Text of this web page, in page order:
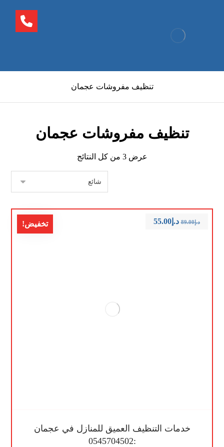
تنظيف مفروشات عجمان
تنظيف مفروشات عجمان
عرض ⁦3⁩ من كل النتائج
تخفيض!
خدمات التنظيف العميق للمنازل في عجمان
:0545704502
د.إ89.00 د.إ55.00